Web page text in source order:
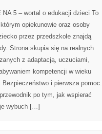
NA 5 – wortal o edukacji dzieci To
opiekunowie oraz osoby
przez przedszkole znajdą
Strona skupia się na realnych
z adaptacją, uczuciami,
kompetencji w wieku
i pierwsza pomoc.
po tym, jak wspierać
wybuch […]